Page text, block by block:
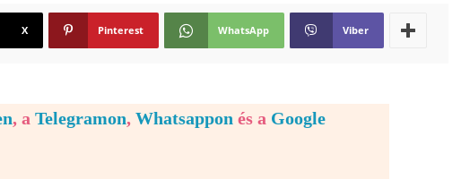
X Pinterest WhatsApp Viber
, a Telegramon, Whatsappon és a Google